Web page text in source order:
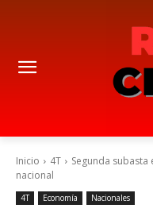
Inicio 4T
Segunda
nacional
4T Economía Nacionales